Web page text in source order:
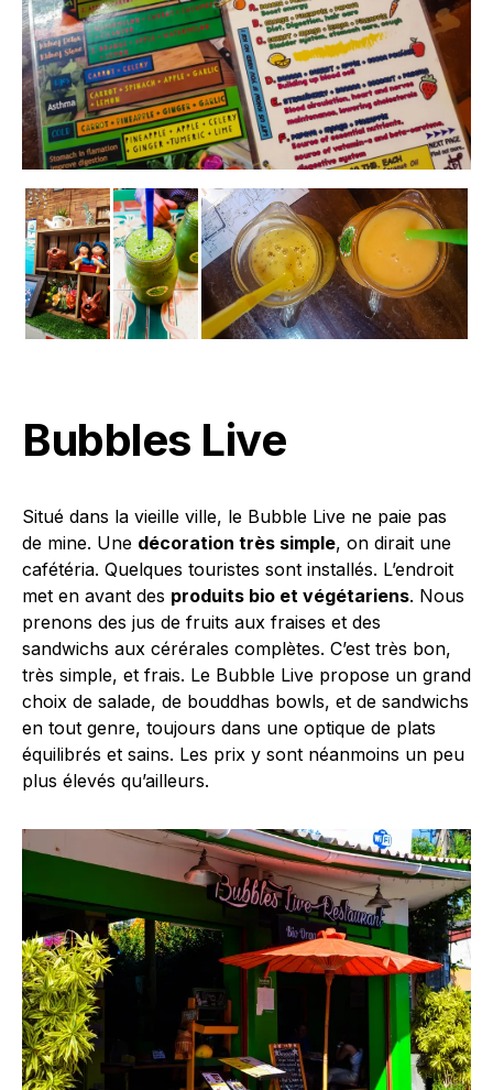
Bubbles Live
Situé dans la vieille ville, le Bubble Live ne paie pas
de mine. Une décoration très simple, on dirait une
cafétéria. Quelques touristes sont installés. L’endroit
met en avant des produits bio et végétariens. Nous
prenons des jus de fruits aux fraises et des
sandwichs aux cérérales complètes. C’est très bon,
très simple, et frais. Le Bubble Live propose un grand
choix de salade, de bouddhas bowls, et de sandwichs
en tout genre, toujours dans une optique de plats
équilibrés et sains. Les prix y sont néanmoins un peu
plus élevés qu’ailleurs.